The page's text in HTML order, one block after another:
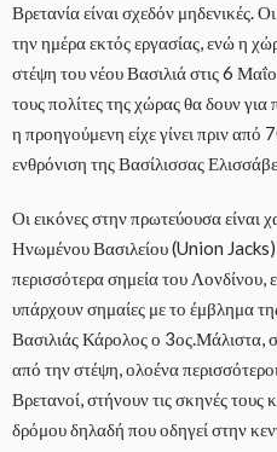
Βρετανία είναι σχεδόν μηδενικές.
την ημέρα εκτός εργασίας, ενώ η
στέψη του νέου Βασιλιά στις 6
τους πολίτες της χώρας θα δουν
η προηγούμενη είχε γίνει πριν από
ενθρόνιση της Βασίλισσας
Οι εικόνες στην πρωτεύουσα είναι
Ηνωμένου Βασιλείου (Union
περισσότερα σημεία του Λονδίνου,
υπάρχουν σημαίες με το έμβλημα
Βασιλιάς Κάρολος ο 3ος.Μάλιστα,
από την στέψη, ολοένα
Βρετανοί, στήνουν τις σκηνές
δρόμου δηλαδή που οδηγεί στην